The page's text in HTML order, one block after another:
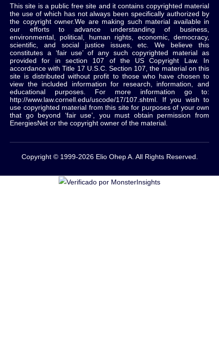
This site is a public free site and it contains copyrighted material
the use of which has not always been specifically authorized by
the copyright owner.We are making such material available in
our efforts to advance understanding of business,
environmental, political, human rights, economic, democracy,
scientific, and social justice issues, etc. We believe this
constitutes a ‘fair use’ of any such copyrighted material as
provided for in section 107 of the US Copyright Law. In
accordance with Title 17 U.S.C. Section 107, the material on this
site is distributed without profit to those who have chosen to
view the included information for research, information, and
educational purposes. For more information go to:
http://www.law.cornell.edu/uscode/17/107.shtml. If you wish to
use copyrighted material from this site for purposes of your own
that go beyond ‘fair use’, you must obtain permission from
EnergiesNet or the copyright owner of the material.
Copyright © 1999-2026 Elio Ohep A. All Rights Reserved.